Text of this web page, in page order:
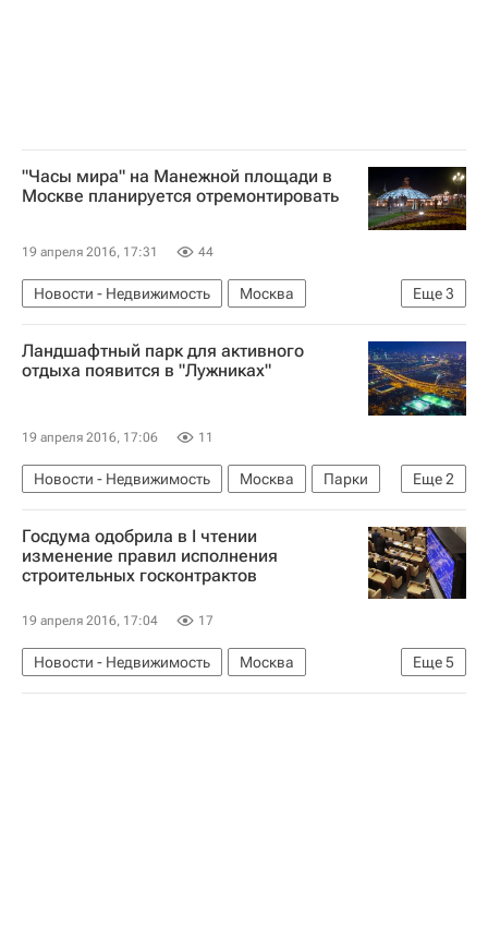
"Часы мира" на Манежной площади в
Москве планируется отремонтировать
19 апреля 2016, 17:31 44
Еще3
Новости - Недвижимость
Москва
Реставрация
Городская среда Россия
Ландшафтный парк для активного
отдыха появится в "Лужниках"
19 апреля 2016, 17:06 11
Еще2
Новости - Недвижимость Москва
Парки
Лужники
Россия
Госдума одобрила в I чтении
изменение правил исполнения
строительных госконтрактов
19 апреля 2016, 17:04 17
Еще5
Новости - Недвижимость
Москва
Госдума РФ
Строительство